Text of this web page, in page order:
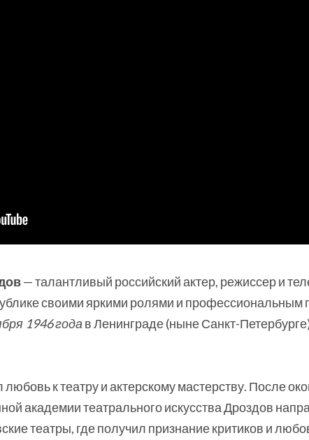
— талантливый российский актер, режиссер и
своими яркими ролями и профессиональным
1946 годав Ленинграде (ныне Санкт-
к театру и актерскому мастерству. После
академии театрального искусства Дроздов
театры, где получил признание критиков и